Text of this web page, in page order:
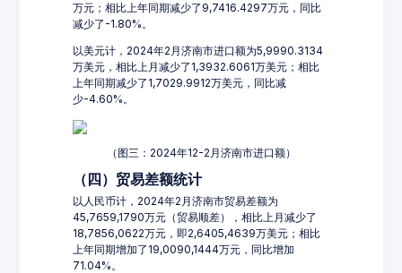
万元；相比上年同期减少了9,7416.4297万元，同比
减少了-1.80%。
以美元计，2024年2月济南市进口额为5,9990.3134
万美元，相比上月减少了1,3932.6061万美元；相比
上年同期减少了1,7029.9912万美元，同比减
少-4.60%。
（图三：2024年12-2月济南市进口额）
（四）贸易差额统计
以人民币计，2024年2月济南市贸易差额为
45,7659,1790万元（贸易顺差），相比上月减少了
18,7856,0622万元，即2,6405,4639万美元；相比
上年同期增加了19,0090,1444万元，同比增加
71.04%。